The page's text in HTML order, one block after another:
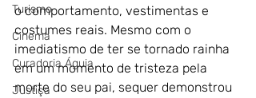
Turismo
Cinema
Curadoria Águia
Justiça
o comportamento, vestimentas e
costumes reais. Mesmo com o
imediatismo de ter se tornado rainha
em um momento de tristeza pela
morte do seu pai, sequer demonstrou